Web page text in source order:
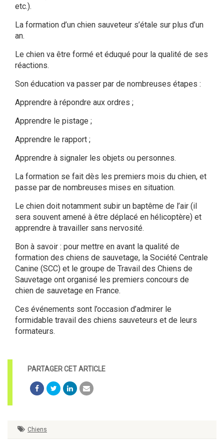
etc.).
La formation d’un chien sauveteur s’étale sur plus d’un
an.
Le chien va être formé et éduqué pour la qualité de ses
réactions.
Son éducation va passer par de nombreuses étapes :
Apprendre à répondre aux ordres ;
Apprendre le pistage ;
Apprendre le rapport ;
Apprendre à signaler les objets ou personnes.
La formation se fait dès les premiers mois du chien, et
passe par de nombreuses mises en situation.
Le chien doit notamment subir un baptême de l’air (il
sera souvent amené à être déplacé en hélicoptère) et
apprendre à travailler sans nervosité.
Bon à savoir : pour mettre en avant la qualité de
formation des chiens de sauvetage, la Société Centrale
Canine (SCC) et le groupe de Travail des Chiens de
Sauvetage ont organisé les premiers concours de
chien de sauvetage en France.
Ces événements sont l’occasion d’admirer le
formidable travail des chiens sauveteurs et de leurs
formateurs.
Chiens